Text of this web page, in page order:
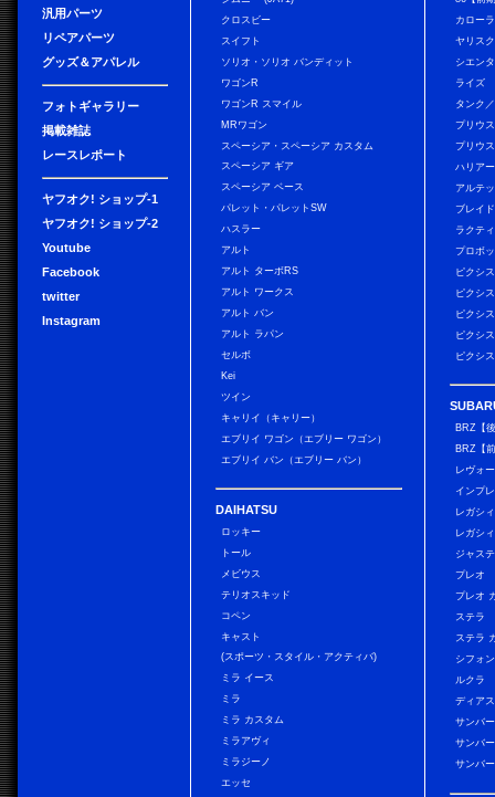
汎用パーツ
リペアパーツ
グッズ＆アパレル
フォトギャラリー
掲載雑誌
レースレポート
ヤフオク! ショップ-1
ヤフオク! ショップ-2
Youtube
Facebook
twitter
Instagram
クロスビー
スイフト
ソリオ・ソリオ バンディット
ワゴンR
ワゴンR スマイル
MRワゴン
スペーシア・スペーシア カスタム
スペーシア ギア
スペーシア ベース
パレット・パレットSW
ハスラー
アルト
アルト ターボRS
アルト ワークス
アルト バン
アルト ラパン
セルボ
Kei
ツイン
キャリイ（キャリー）
エブリイ ワゴン（エブリー ワゴン）
エブリイ バン（エブリー バン）
DAIHATSU
ロッキー
トール
メビウス
テリオスキッド
コペン
キャスト
(スポーツ・スタイル・アクティバ)
ミラ イース
ミラ
ミラ カスタム
ミラアヴィ
ミラジーノ
エッセ
カロー
ヤリス
シエンタ
ライズ
タンク
プリウス
プリウ
ハリアー
アルテ
ブレイド
ラクテ
プロボ
ピクシ
ピクシ
ピクシ
ピクシ
ピクシ
BRZ【
BRZ【
レヴォ
インプ
レガシ
レガシ
ジャス
プレオ
プレオ
ステラ
ステラ
シフォ
ルクラ
ディア
サンバ
サンバ
サンバ